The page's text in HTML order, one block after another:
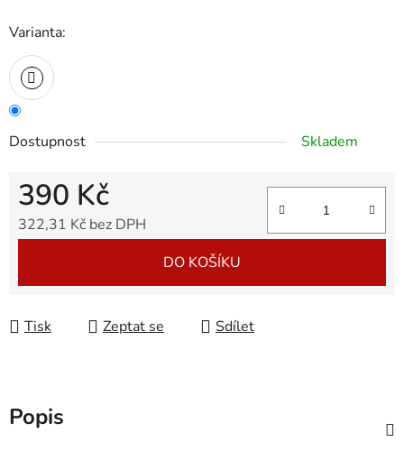
Varianta:
Dostupnost Skladem
390 Kč
322,31 Kč bez DPH
DO KOŠÍKU
Tisk Zeptat se Sdílet
Popis